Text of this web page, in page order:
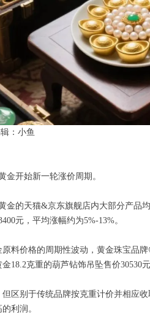
：小鱼
金开始新一轮涨价周期。
金的天猫&京东旗舰店内大部分产品
元，平均涨幅约为5%-13%。
原料价格的周期性波动，黄金珠宝品
18.2克重的葫芦钻饰吊坠售价30530
区别于传统品牌按克重计价并相应
利润。